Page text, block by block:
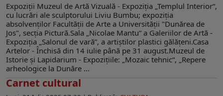
Expoziţii Muzeul de Artă Vizuală - Expoziţia „Templul Interior“,
cu lucrări ale sculptorului Liviu Bumbu; expoziţia
absolvenţilor Facultăţii de Arte a Universităţii "Dunărea de
Jos", secţia Pictură.Sala „Nicolae Mantu“ a Galeriilor de Artă -
Expoziţia „Salonul de vară”, a artiştilor plastici gălăţeni.Casa
Artelor - Închisă din 14 iulie până pe 31 august.Muzeul de
Istorie şi Lapidarium - Expoziţiile: „Mozaic tehnic“, „Repere
arheologice la Dunăre ...
Carnet cultural